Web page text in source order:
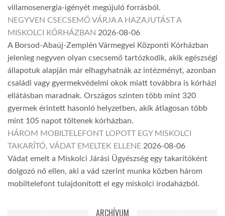
villamosenergia-igényét megújuló forrásból.
NEGYVEN CSECSEMŐ VÁRJA A HAZAJUTÁST A
MISKOLCI KÓRHÁZBAN 2026-08-06
A Borsod-Abaúj-Zemplén Vármegyei Központi Kórházban
jelenleg negyven olyan csecsemő tartózkodik, akik egészségi
állapotuk alapján már elhagyhatnák az intézményt, azonban
családi vagy gyermekvédelmi okok miatt továbbra is kórházi
ellátásban maradnak. Országos szinten több mint 320
gyermek érintett hasonló helyzetben, akik átlagosan több
mint 105 napot töltenek kórházban.
HÁROM MOBILTELEFONT LOPOTT EGY MISKOLCI
TAKARÍTÓ, VÁDAT EMELTEK ELLENE 2026-08-06
Vádat emelt a Miskolci Járási Ügyészség egy takarítóként
dolgozó nő ellen, aki a vád szerint munka közben három
mobiltelefont tulajdonított el egy miskolci irodaházból.
ARCHÍVUM